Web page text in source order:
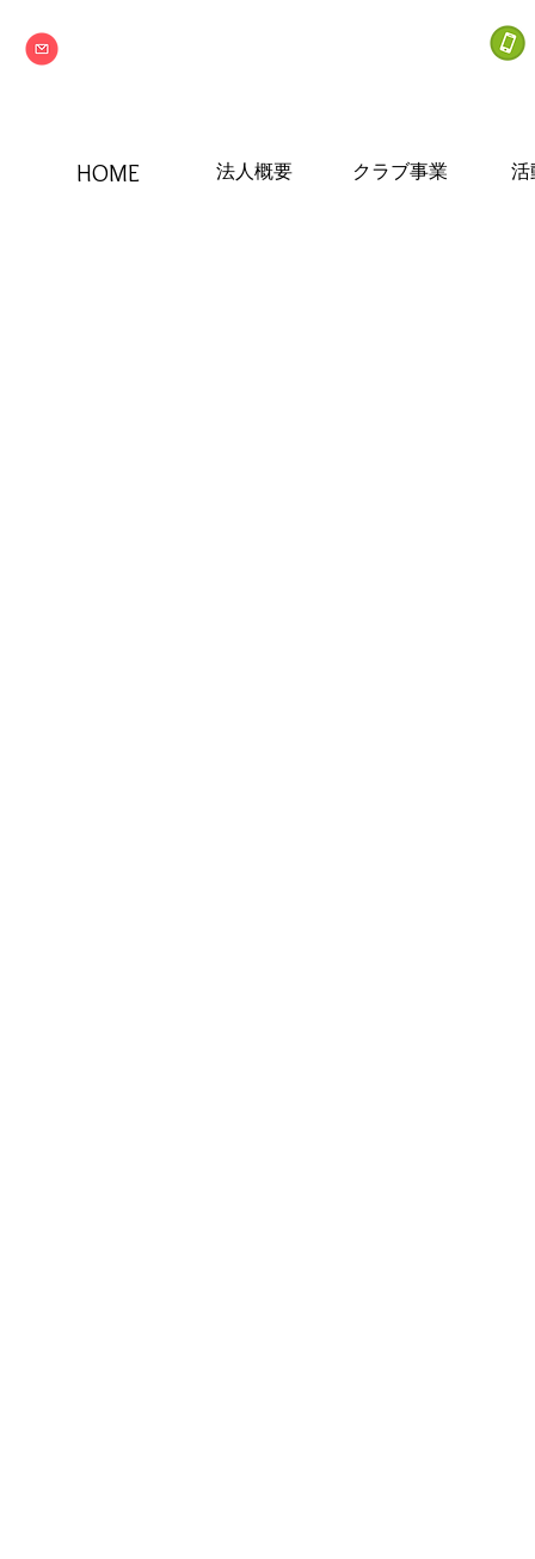
HOME 法人概要 クラブ事業 活